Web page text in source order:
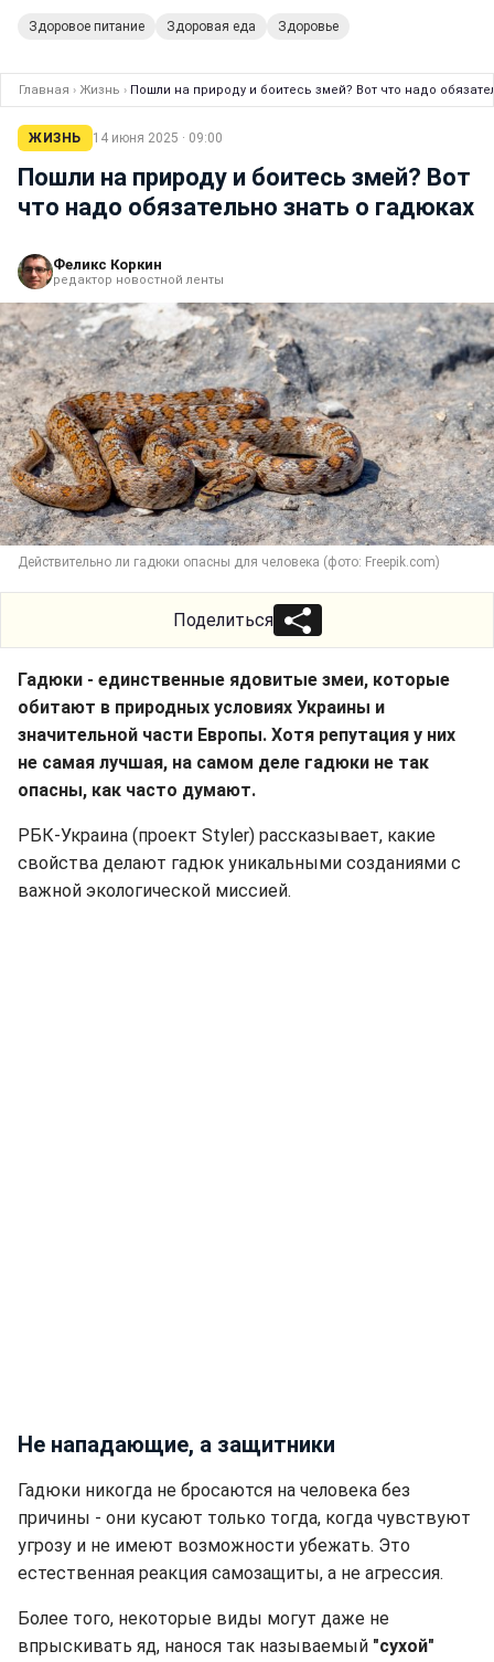
Здоровое питание Здоровая еда Здоровье
Главная › Жизнь › Пошли на природу и боитесь змей? Вот что надо
ЖИЗНЬ 14 июня 2025 · 09:00
Пошли на природу и боитесь змей? Вот
что надо обязательно знать о гадюках
Феликс Коркин
редактор новостной ленты
Действительно ли гадюки опасны для человека (фото: Freepik.com)
Поделиться
Гадюки - единственные ядовитые змеи, которые
обитают в природных условиях Украины и
значительной части Европы. Хотя репутация у них
не самая лучшая, на самом деле гадюки не так
опасны, как часто думают.
РБК-Украина (проект Styler) рассказывает, какие
свойства делают гадюк уникальными созданиями с
важной экологической миссией.
Не нападающие, а защитники
Гадюки никогда не бросаются на человека без
причины - они кусают только тогда, когда чувствуют
угрозу и не имеют возможности убежать. Это
естественная реакция самозащиты, а не агрессия.
Более того, некоторые виды могут даже не
впрыскивать яд, нанося так называемый "сухой"